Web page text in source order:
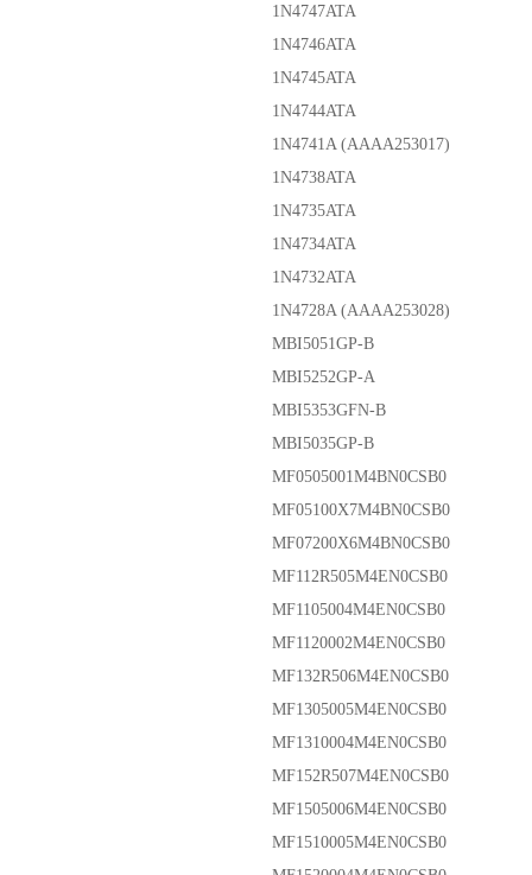
1N4747ATA
1N4746ATA
1N4745ATA
1N4744ATA
1N4741A (AAAA253017)
1N4738ATA
1N4735ATA
1N4734ATA
1N4732ATA
1N4728A (AAAA253028)
MBI5051GP-B
MBI5252GP-A
MBI5353GFN-B
MBI5035GP-B
MF0505001M4BN0CSB0
MF05100X7M4BN0CSB0
MF07200X6M4BN0CSB0
MF112R505M4EN0CSB0
MF1105004M4EN0CSB0
MF1120002M4EN0CSB0
MF132R506M4EN0CSB0
MF1305005M4EN0CSB0
MF1310004M4EN0CSB0
MF152R507M4EN0CSB0
MF1505006M4EN0CSB0
MF1510005M4EN0CSB0